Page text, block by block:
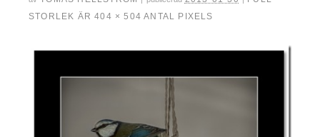
STORLEK ÄR404 × 504 ANTAL PIXELS